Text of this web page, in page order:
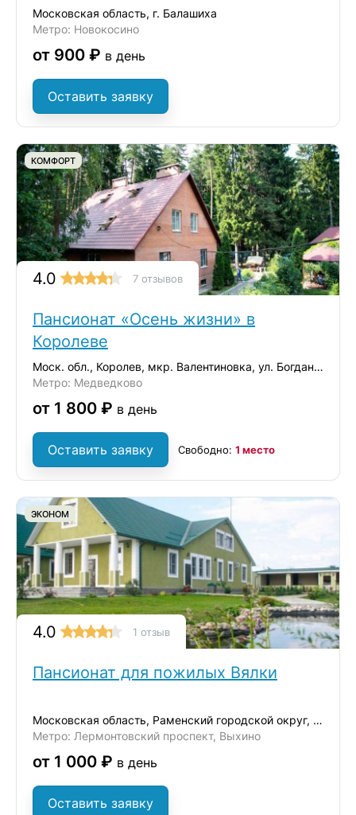
Московская область, г. Балашиха
Метро: Новокосино
от 900 ₽ в день
Оставить заявку
КОМФОРТ
4.0 7 отзывов
Пансионат «Осень жизни» в
Королеве
Моск. обл., Королев, мкр. Валентиновка, ул. Богдана Хмельницкого, 8/17
Метро: Медведково
от 1 800 ₽ в день
Оставить заявку Свободно: 1 место
ЭКОНОМ
4.0 1 отзыв
Пансионат для пожилых Вялки
Московская область, Раменский городской округ, деревня Вялки
Метро: Лермонтовский проспект, Выхино
от 1 000 ₽ в день
Оставить заявку